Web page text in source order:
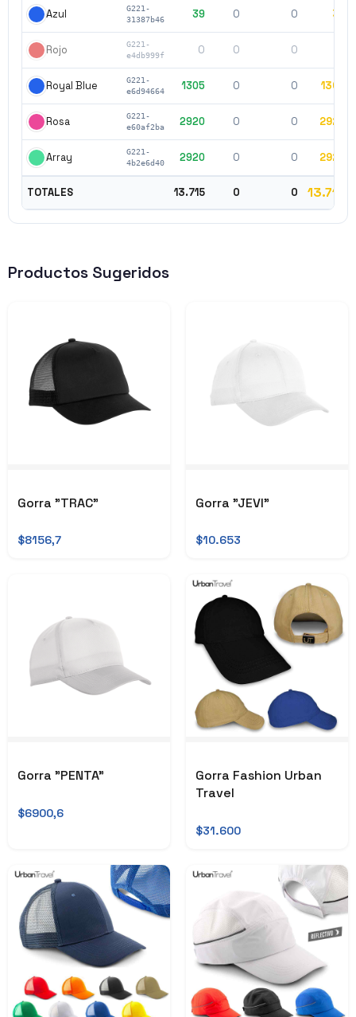
Azul
G221-
31387b46
39 0 0 39
Rojo
G221-
e4db999f
0 0 0
Royal Blue
G221-
e6d94664
1305 0 0 1305
Rosa
G221-
e60af2ba
2920 0 0 2920
Array
G221-
4b2e6d40
2920 0 0 2920
TOTALES 13.715 0 0 13.715
Productos Sugeridos
Gorra "TRAC"
$8156,7
Gorra "JEVI"
$10.653
Gorra "PENTA"
$6900,6
Gorra Fashion Urban
Travel
$31.600